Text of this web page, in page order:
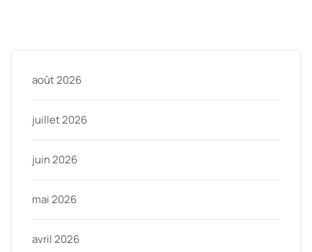
août 2026
juillet 2026
juin 2026
mai 2026
avril 2026